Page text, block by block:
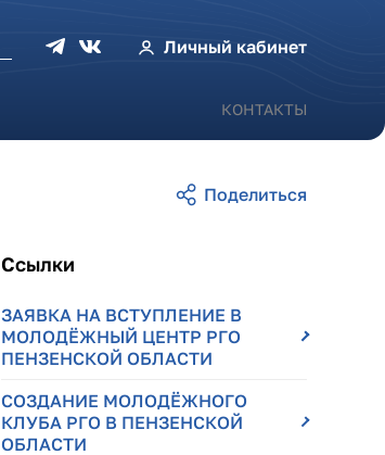
Личный кабинет
КОНТАКТЫ
Ссылки
ЗАЯВКА НА ВСТУПЛЕНИЕ В
МОЛОДЁЖНЫЙ ЦЕНТР РГО
ПЕНЗЕНСКОЙ ОБЛАСТИ
CОЗДАНИЕ МОЛОДЁЖНОГО
КЛУБА РГО В ПЕНЗЕНСКОЙ
ОБЛАСТИ